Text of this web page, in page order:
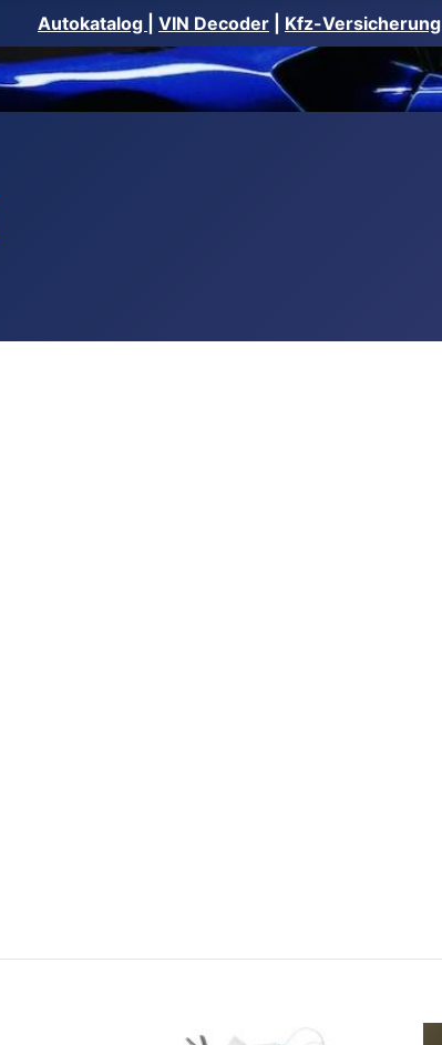
Autokatalog VIN Decoder Kfz-Versicherung